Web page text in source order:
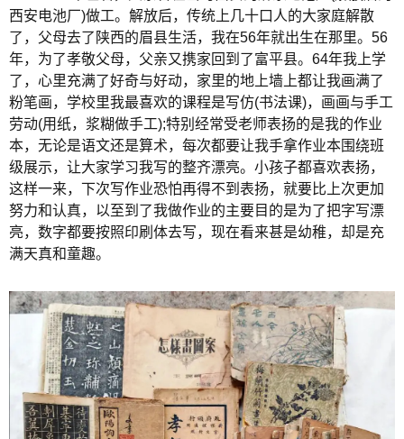
西安电池厂)做工。解放后，传统上几十口人的大家庭解散
了，父母去了陕西的眉县生活，我在56年就出生在那里。56
年，为了孝敬父母，父亲又携家回到了富平县。64年我上学
了，心里充满了好奇与好动，家里的地上墙上都让我画满了
粉笔画，学校里我最喜欢的课程是写仿(书法课)，画画与手工
劳动(用纸，浆糊做手工);特别经常受老师表扬的是我的作业
本，无论是语文还是算术，每次都要让我手拿作业本围绕班
级展示，让大家学习我写的整齐漂亮。小孩子都喜欢表扬，
这样一来，下次写作业恐怕再得不到表扬，就要比上次更加
努力和认真，以至到了我做作业的主要目的是为了把字写漂
亮，数字都要按照印刷体去写，现在看来甚是幼稚，却是充
满天真和童趣。